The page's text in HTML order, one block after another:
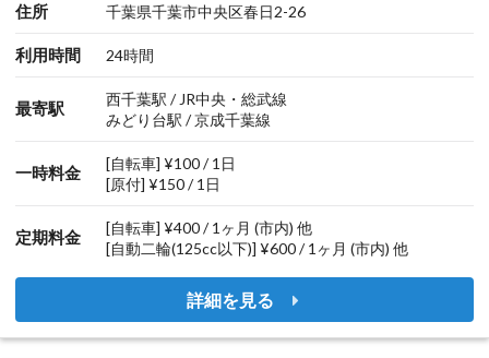
住所 千葉県千葉市中央区春日2-26
利用時間 24時間
最寄駅
西千葉駅 / JR中央・総武線
みどり台駅 / 京成千葉線
一時料金
[自転車] ¥100 / 1日
[原付] ¥150 / 1日
定期料金
[自転車] ¥400 / 1ヶ月 (市内) 他
[自動二輪(125cc以下)] ¥600 / 1ヶ月 (市内) 他
詳細を見る